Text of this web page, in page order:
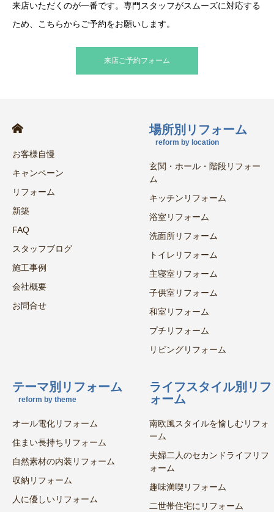
来店いただくのが一番です。専門スタッフがスムーズに対応する
ため、こちらからご予約をお願いします。
来店ご予約フォーム
お客様自慢
キャンペーン
リフォーム
新築
FAQ
スタッフブログ
施工事例
会社概要
お問合せ
場所別リフォーム
reform by location
玄関・ホール・階段リフォー
ム
キッチンリフォーム
浴室リフォーム
洗面所リフォーム
トイレリフォーム
主寝室リフォーム
子供室リフォーム
和室リフォーム
プチリフォーム
リビングリフォーム
テーマ別リフォーム
reform by theme
オール電化リフォーム
住まい長持ちリフォーム
自然素材の内装リフォーム
収納リフォーム
人に優しいリフォーム
ライフスタイル別リフ
ォーム
南欧風スタイルを愉しむリフォ
ーム
夫婦二人のセカンドライフリフ
ォーム
趣味満喫リフォーム
二世帯住宅にリフォーム